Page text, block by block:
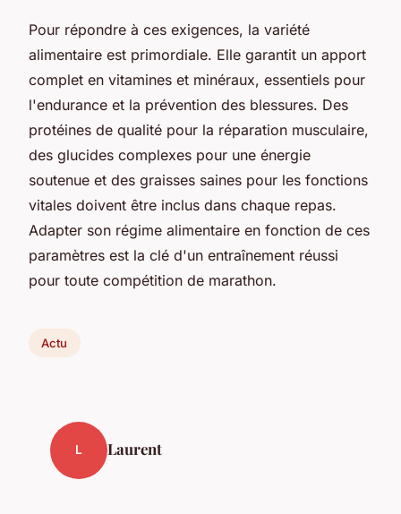
Pour répondre à ces exigences, la variété
alimentaire est primordiale. Elle garantit un apport
complet en vitamines et minéraux, essentiels pour
l'endurance et la prévention des blessures. Des
protéines de qualité pour la réparation musculaire,
des glucides complexes pour une énergie
soutenue et des graisses saines pour les fonctions
vitales doivent être inclus dans chaque repas.
Adapter son régime alimentaire en fonction de ces
paramètres est la clé d'un entraînement réussi
pour toute compétition de marathon.
Actu
L Laurent